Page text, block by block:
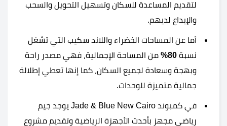
لتقديم المساعدة للسكان وتسهيل التحويل والسحب
والإيداع لديهم.
أما عن المساحات الخضراء واللاند سكيب التي تشغل
نسبة 80%
من المساحة الإجمالية، فهي مصدر راحة
وبهجة وسعادة لجميع السكان، كما إنها تعطي إطلالة
جمالية متميزة للوحدات.
في كمبوند Jade & Blue New Cairo يوجد جيم
رياضي مجهز بأحدث الأجهزة الرياضية وتقديم مشروع